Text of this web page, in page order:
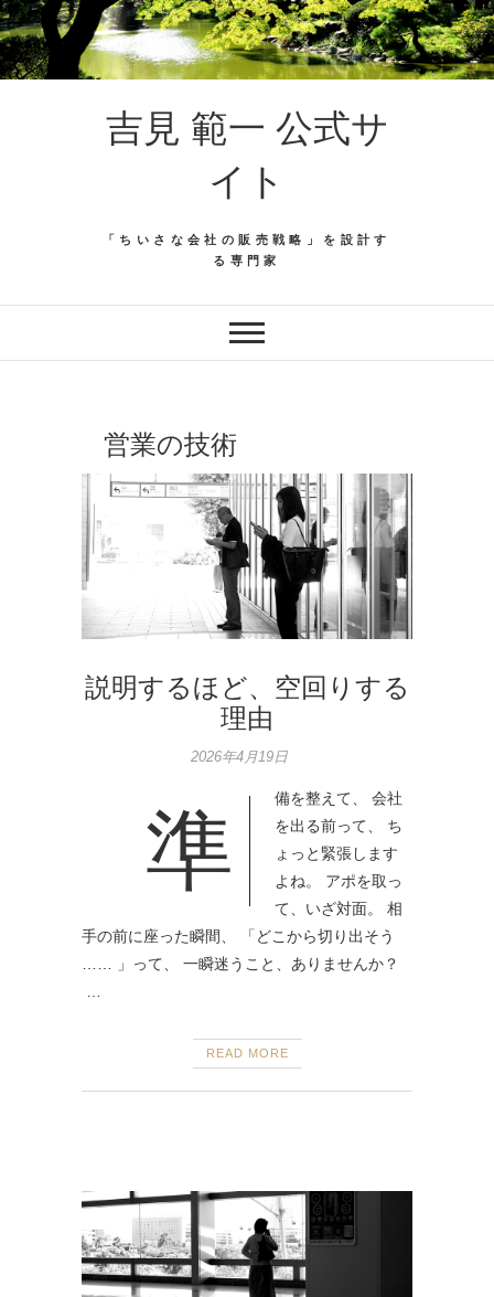
吉見 範一 公式サ
イト
「ちいさな会社の販売戦略」を設計す
る専門家
営業の技術
説明するほど、空回りする
理由
2026年4月19日
準
備を整えて、 会社
を出る前って、 ち
ょっと緊張します
よね。 アポを取っ
て、いざ対面。 相
手の前に座った瞬間、 「どこから切り出そう
…… 」って、 一瞬迷うこと、ありませんか？
READ MORE